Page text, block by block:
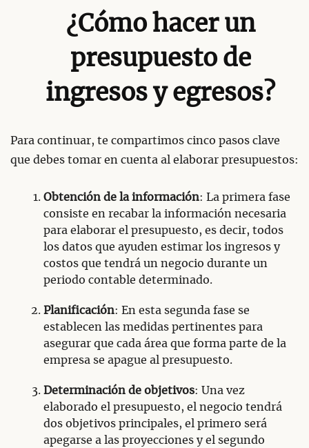
¿Cómo hacer un
presupuesto de
ingresos y egresos?
Para continuar, te compartimos cinco pasos clave
que debes tomar en cuenta al elaborar presupuestos:
Obtención de la información: La primera fase
consiste en recabar la información necesaria
para elaborar el presupuesto, es decir, todos
los datos que ayuden estimar los ingresos y
costos que tendrá un negocio durante un
periodo contable determinado.
Planificación: En esta segunda fase se
establecen las medidas pertinentes para
asegurar que cada área que forma parte de la
empresa se apague al presupuesto.
Determinación de objetivos: Una vez
elaborado el presupuesto, el negocio tendrá
dos objetivos principales, el primero será
apegarse a las proyecciones y el segundo